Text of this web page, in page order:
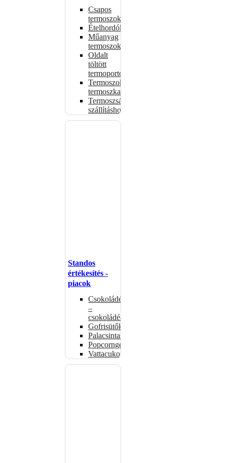
Csapos
termoszok
Ételhordók
Műanyag
termoszok
Oldalt
töltött
termoportok
Termoszok,
termoszkannák
Termoszsákok
szállításhoz
Standos
értékesítés -
piacok
Csokoládémelegítők
–
csokoládéadagolók
Gofrisütők
Palacsintasütők
Popcorngépek
Vattacukorgép